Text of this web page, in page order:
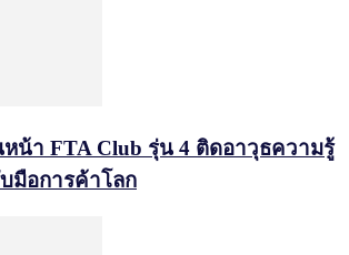
นหน้า FTA Club รุ่น 4 ติดอาวุธความรู้
มือการค้าโลก